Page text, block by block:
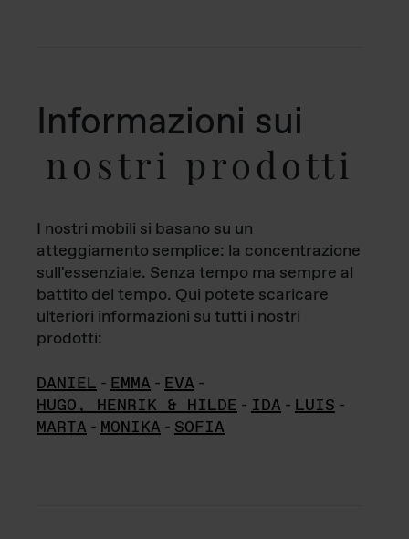
Informazioni sui
nostri prodotti
I nostri mobili si basano su un
atteggiamento semplice: la concentrazione
sull'essenziale. Senza tempo ma sempre al
battito del tempo. Qui potete scaricare
ulteriori informazioni su tutti i nostri
prodotti:
DANIEL - EMMA - EVA -
HUGO, HENRIK & HILDE - IDA - LUIS -
MARTA - MONIKA - SOFIA